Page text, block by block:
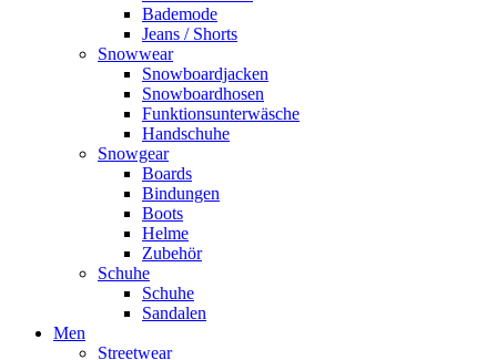
Bademode
Jeans / Shorts
Snowwear
Snowboardjacken
Snowboardhosen
Funktionsunterwäsche
Handschuhe
Snowgear
Boards
Bindungen
Boots
Helme
Zubehör
Schuhe
Schuhe
Sandalen
Men
Streetwear